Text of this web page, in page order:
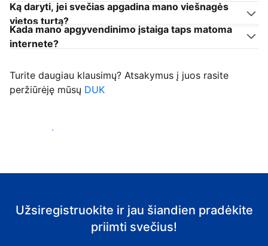
Ką daryti, jei svečias apgadina mano viešnagės
vietos turtą?
Kada mano apgyvendinimo įstaiga taps matoma
internete?
Turite daugiau klausimų? Atsakymus į juos rasite
peržiūrėję mūsų DUK
Priimti svečius
Užsiregistruokite ir jau šiandien pradėkite
priimti svečius!